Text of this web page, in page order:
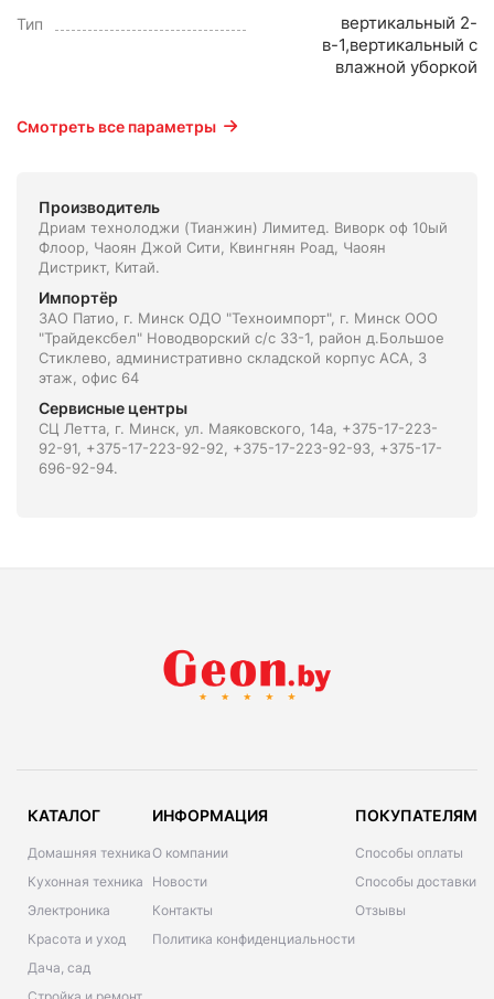
Тип
вертикальный 2-
в-1,вертикальный с
влажной уборкой
Смотреть все параметры
Производитель
Дриам технолоджи (Тианжин) Лимитед. Виворк оф 10ый
Флоор, Чаоян Джой Сити, Квингнян Роад, Чаоян
Дистрикт, Китай.
Импортёр
ЗАО Патио, г. Минск ОДО "Техноимпорт", г. Минск ООО
"Трайдексбел" Новодворский с/с 33-1, район д.Большое
Стиклево, административно складской корпус АСА, 3
этаж, офис 64
Сервисные центры
СЦ Летта, г. Минск, ул. Маяковского, 14а, +375-17-223-
92-91, +375-17-223-92-92, +375-17-223-92-93, +375-17-
696-92-94.
КАТАЛОГ
Домашняя техника
Кухонная техника
Электроника
Красота и уход
Дача, сад
ИНФОРМАЦИЯ
О компании
Новости
Контакты
Политика конфиденциальности
ПОКУПАТЕЛЯМ
Способы оплаты
Способы доставки
Отзывы